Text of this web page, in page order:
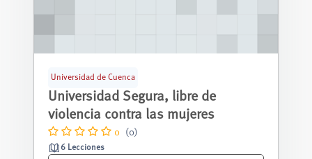
Universidad de Cuenca
Universidad Segura, libre de
violencia contra las mujeres
0 (0)
6 Lecciones